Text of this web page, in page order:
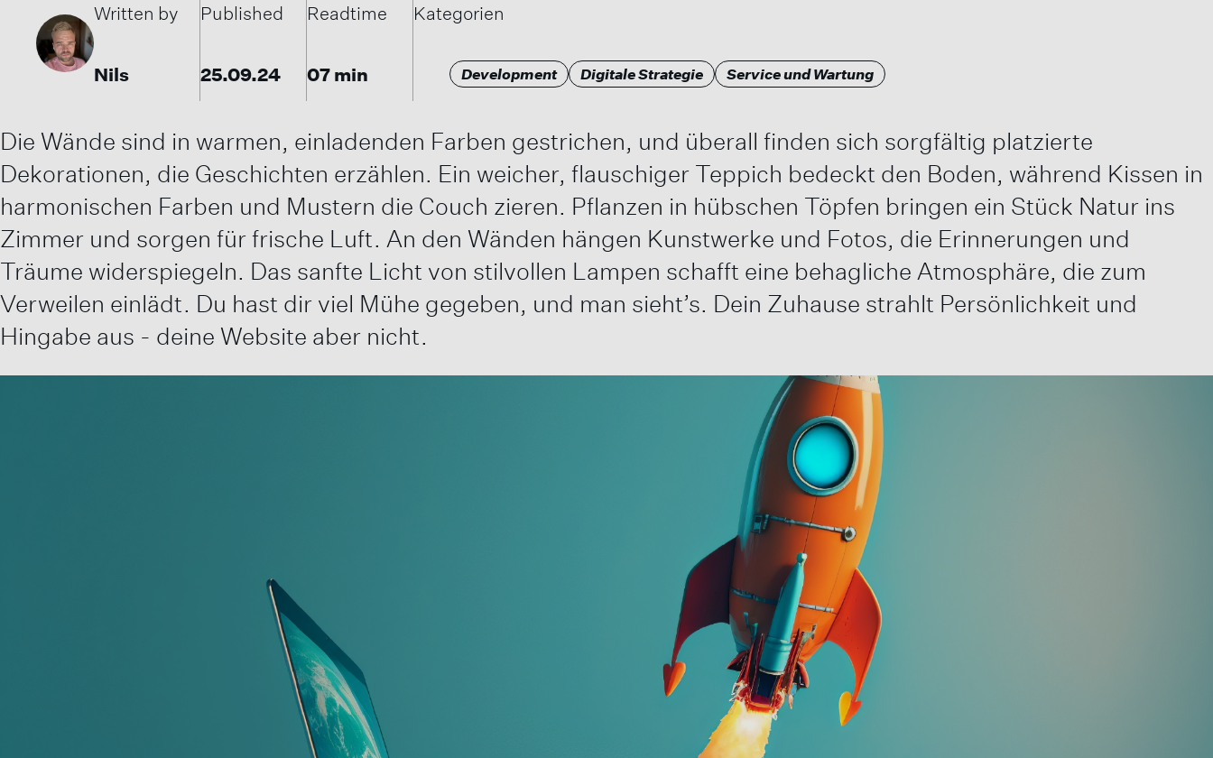
Written by
Nils
Published
25.09.24
Readtime
07 min
Kategorien
Development Digitale Strategie Service und Wartung
Die Wände sind in warmen, einladenden Farben gestrichen, und überall finden sich sorgfältig platzierte
Dekorationen, die Geschichten erzählen. Ein weicher, flauschiger Teppich bedeckt den Boden, während Kissen in
harmonischen Farben und Mustern die Couch zieren. Pflanzen in hübschen Töpfen bringen ein Stück Natur ins
Zimmer und sorgen für frische Luft. An den Wänden hängen Kunstwerke und Fotos, die Erinnerungen und
Träume widerspiegeln. Das sanfte Licht von stilvollen Lampen schafft eine behagliche Atmosphäre, die zum
Verweilen einlädt. Du hast dir viel Mühe gegeben, und man sieht’s. Dein Zuhause strahlt Persönlichkeit und
Hingabe aus - deine Website aber nicht.